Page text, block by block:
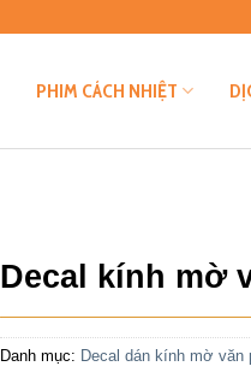
PHIM CÁCH NHIỆT
Decal kính mờ
Danh mục: Decal dán kính mờ văn